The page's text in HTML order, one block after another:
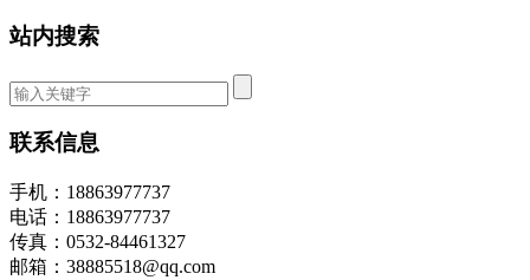
站内搜索
联系信息
手机：18863977737
电话：18863977737
传真：0532-84461327
邮箱：38885518@qq.com